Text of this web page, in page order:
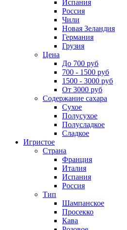
Испания
Россия
Чили
Новая Зеландия
Германия
Грузия
Цена
До 700 руб
700 - 1500 руб
1500 - 3000 руб
От 3000 руб
Содержание сахара
Сухое
Полусухое
Полусладкое
Сладкое
Игристое
Страна
Франция
Италия
Испания
Россия
Тип
Шампанское
Просекко
Кава